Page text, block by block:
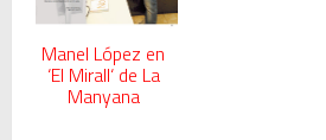
Manel López en
‘El Mirall‘ de La
Manyana